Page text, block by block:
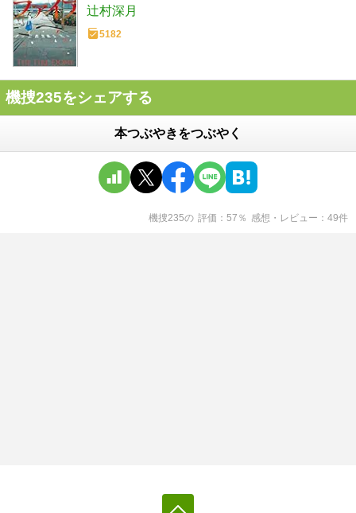
辻村深月
5182
機捜235をシェアする
本つぶやきをつぶやく
機捜235の 評価 57 ％ 感想・レビュー 49件